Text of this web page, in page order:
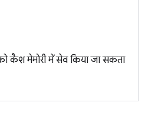
कैश मेमोरी में सेव किया जा सकता